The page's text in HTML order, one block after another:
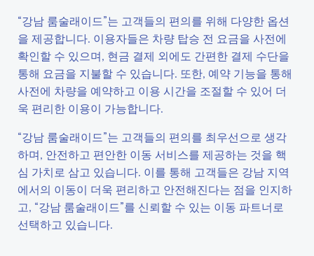
“강남 룸술래이드”는 고객들의 편의를 위해 다양한 옵션
을 제공합니다. 이용자들은 차량 탑승 전 요금을 사전에
확인할 수 있으며, 현금 결제 외에도 간편한 결제 수단을
통해 요금을 지불할 수 있습니다. 또한, 예약 기능을 통해
사전에 차량을 예약하고 이용 시간을 조절할 수 있어 더
욱 편리한 이용이 가능합니다.
“강남 룸술래이드”는 고객들의 편의를 최우선으로 생각
하며, 안전하고 편안한 이동 서비스를 제공하는 것을 핵
심 가치로 삼고 있습니다. 이를 통해 고객들은 강남 지역
에서의 이동이 더욱 편리하고 안전해진다는 점을 인지하
고, “강남 룸술래이드”를 신뢰할 수 있는 이동 파트너로
선택하고 있습니다.